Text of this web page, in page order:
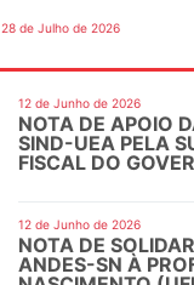
28 de Julho de 2026
12 de Junho de 2026
NOTA DE APOIO
SIND-UEA PELA
FISCAL DO
12 de Junho de 2026
NOTA DE
ANDES-SN À